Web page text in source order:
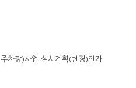
차장)사업 실시계획(변경)인가